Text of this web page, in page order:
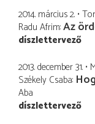
2014. március 2.
Radu Afrim Az
díszlettervező
2013. december 31.
Székely Csaba
Aba
díszlettervező